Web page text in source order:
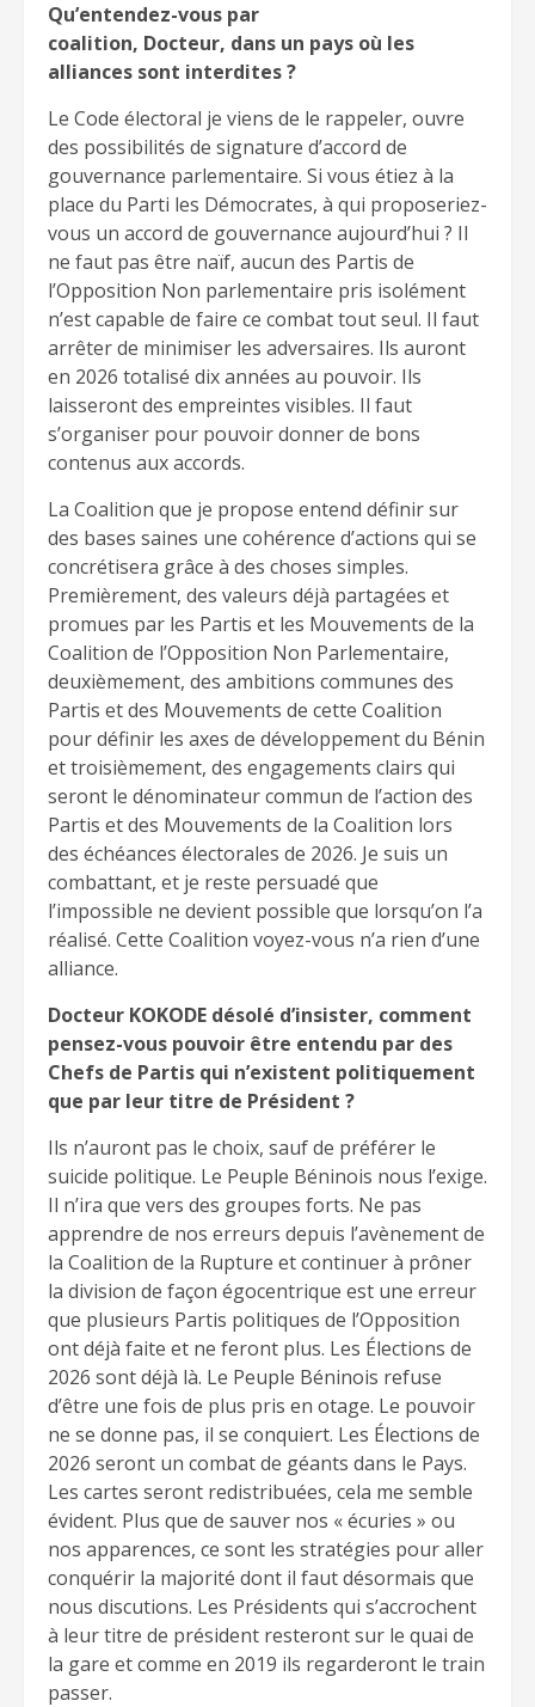
Qu’entendez-vous par
coalition, Docteur, dans un pays où les
alliances sont interdites ?
Le Code électoral je viens de le rappeler, ouvre
des possibilités de signature d’accord de
gouvernance parlementaire. Si vous étiez à la
place du Parti les Démocrates, à qui proposeriez-
vous un accord de gouvernance aujourd’hui ? Il
ne faut pas être naïf, aucun des Partis de
l’Opposition Non parlementaire pris isolément
n’est capable de faire ce combat tout seul. Il faut
arrêter de minimiser les adversaires. Ils auront
en 2026 totalisé dix années au pouvoir. Ils
laisseront des empreintes visibles. Il faut
s’organiser pour pouvoir donner de bons
contenus aux accords.
La Coalition que je propose entend définir sur
des bases saines une cohérence d’actions qui se
concrétisera grâce à des choses simples.
Premièrement, des valeurs déjà partagées et
promues par les Partis et les Mouvements de la
Coalition de l’Opposition Non Parlementaire,
deuxièmement, des ambitions communes des
Partis et des Mouvements de cette Coalition
pour définir les axes de développement du Bénin
et troisièmement, des engagements clairs qui
seront le dénominateur commun de l’action des
Partis et des Mouvements de la Coalition lors
des échéances électorales de 2026. Je suis un
combattant, et je reste persuadé que
l’impossible ne devient possible que lorsqu’on l’a
réalisé. Cette Coalition voyez-vous n’a rien d’une
alliance.
Docteur KOKODE désolé d’insister, comment
pensez-vous pouvoir être entendu par des
Chefs de Partis qui n’existent politiquement
que par leur titre de Président ?
Ils n’auront pas le choix, sauf de préférer le
suicide politique. Le Peuple Béninois nous l’exige.
Il n’ira que vers des groupes forts. Ne pas
apprendre de nos erreurs depuis l’avènement de
la Coalition de la Rupture et continuer à prôner
la division de façon égocentrique est une erreur
que plusieurs Partis politiques de l’Opposition
ont déjà faite et ne feront plus. Les Élections de
2026 sont déjà là. Le Peuple Béninois refuse
d’être une fois de plus pris en otage. Le pouvoir
ne se donne pas, il se conquiert. Les Élections de
2026 seront un combat de géants dans le Pays.
Les cartes seront redistribuées, cela me semble
évident. Plus que de sauver nos « écuries » ou
nos apparences, ce sont les stratégies pour aller
conquérir la majorité dont il faut désormais que
nous discutions. Les Présidents qui s’accrochent
à leur titre de président resteront sur le quai de
la gare et comme en 2019 ils regarderont le train
passer.